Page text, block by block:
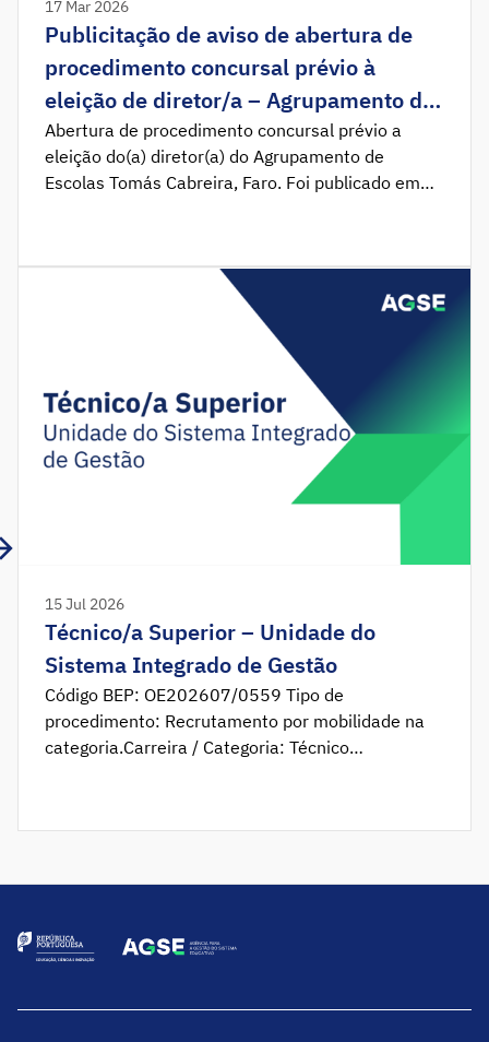
17 Mar 2026
Publicitação de aviso de abertura de
procedimento concursal prévio à
eleição de diretor/a – Agrupamento de
Escolas Tomás Cabreira, Faro
Abertura de procedimento concursal prévio a
eleição do(a) diretor(a) do Agrupamento de
Escolas Tomás Cabreira, Faro. Foi publicado em
prévio à eleição do(a) Diretor(a) do Agrupamento
de Escolas Tomás Cabreira, em Faro. O
procedimento decorre pelo prazo de 10 dias úteis,
15 Jul 2026
Técnico/a Superior – Unidade do
Sistema Integrado de Gestão
Código BEP: OE202607/0559 Tipo de
procedimento: Recrutamento por mobilidade na
categoria.Carreira / Categoria: Técnico
[preferencialmente de Qualidade e Ambiente,
Administração Pública, ou áreas similares. N.º de
de julho a 28 de julho de 2026. Enquadramento A
Agência para […]